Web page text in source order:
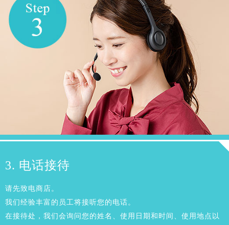
3. 电话接待
请先致电商店。
我们经验丰富的员工将接听您的电话。
在接待处，我们会询问您的姓名、使用日期和时间、使用地点以